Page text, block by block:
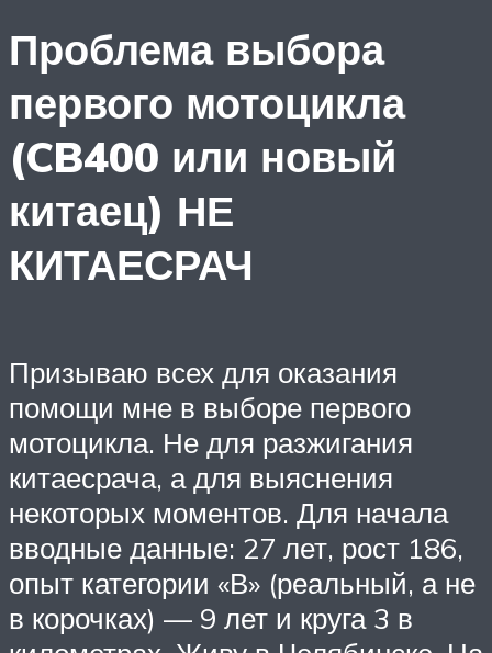
Проблема выбора
первого мотоцикла
(CB400 или новый
китаец) НЕ
КИТАЕСРАЧ
Призываю всех для оказания
помощи мне в выборе первого
мотоцикла. Не для разжигания
китаесрача, а для выяснения
некоторых моментов. Для начала
вводные данные: 27 лет, рост 186,
опыт категории «В» (реальный, а не
в корочках) — 9 лет и круга 3 в